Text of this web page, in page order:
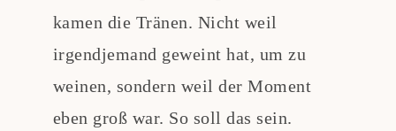
kamen die Tränen. Nicht weil
irgendjemand geweint hat, um zu
weinen, sondern weil der Moment
eben groß war. So soll das sein.